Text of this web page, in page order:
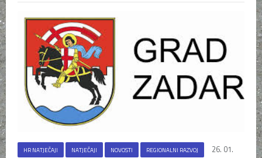
HR NATJEČAJI NATJEČAJI NOVOSTI REGIONALNI RAZVOJ
26. 01.